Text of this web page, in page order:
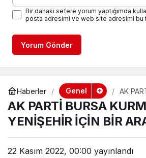
Bir dahaki sefere yorum yaptığımda
posta adresimi ve web site adresimi bu
Yorum Gönder
Haberler Genel
AK
İÇİN
AK PARTİ BURSA
YENİŞEHİR İÇİN BİR
22 Kasım 2022, 00:00 yayınlandı